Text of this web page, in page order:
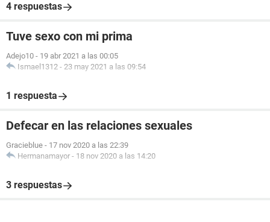
4 respuestas
Tuve sexo con mi prima
Adejo10 - 19 abr 2021 a las 00:05
Ismael1312 - 23 may 2021 a las 09:54
1 respuesta
Defecar en las relaciones sexuales
Gracieblue - 17 nov 2020 a las 22:39
Hermanamayor - 18 nov 2020 a las 14:20
3 respuestas